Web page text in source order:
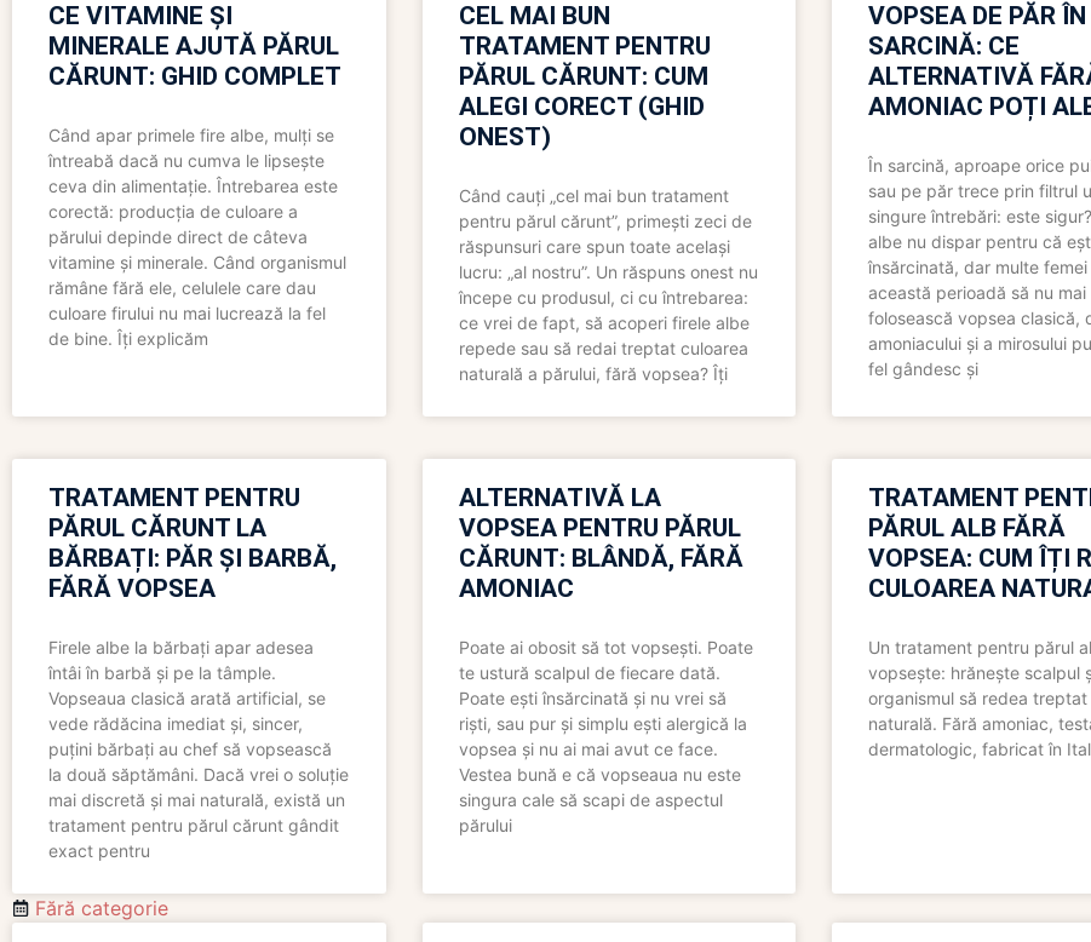
CE VITAMINE ȘI
MINERALE AJUTĂ PĂRUL
CĂRUNT: GHID COMPLET
Când apar primele fire albe, mulți se
întreabă dacă nu cumva le lipsește
ceva din alimentație. Întrebarea este
corectă: producția de culoare a
părului depinde direct de câteva
vitamine și minerale. Când organismul
rămâne fără ele, celulele care dau
culoare firului nu mai lucrează la fel
de bine. Îți explicăm
CEL MAI BUN
TRATAMENT PENTRU
PĂRUL CĂRUNT: CUM
ALEGI CORECT (GHID
ONEST)
Când cauți „cel mai bun tratament
pentru părul cărunt”, primești zeci de
răspunsuri care spun toate același
lucru: „al nostru”. Un răspuns onest nu
începe cu produsul, ci cu întrebarea:
ce vrei de fapt, să acoperi firele albe
repede sau să redai treptat culoarea
naturală a părului, fără vopsea? Îți
VOPSEA DE PĂR ÎN
SARCINĂ: CE
ALTERNATIVĂ
AMONIAC POȚI
În sarcină, aproape orice
sau pe păr trece prin filtrul
singure întrebări: este
albe nu dispar pentru că
însărcinată, dar multe
această perioadă să nu mai
folosească vopsea clasică,
amoniacului și a mirosului
fel gândesc și
TRATAMENT PENTRU
PĂRUL CĂRUNT LA
BĂRBAȚI: PĂR ȘI BARBĂ,
FĂRĂ VOPSEA
Firele albe la bărbați apar adesea
întâi în barbă și pe la tâmple.
Vopseaua clasică arată artificial, se
vede rădăcina imediat și, sincer,
puțini bărbați au chef să vopsească
la două săptămâni. Dacă vrei o soluție
mai discretă și mai naturală, există un
tratament pentru părul cărunt gândit
exact pentru
ALTERNATIVĂ LA
VOPSEA PENTRU PĂRUL
CĂRUNT: BLÂNDĂ, FĂRĂ
AMONIAC
Poate ai obosit să tot vopsești. Poate
te ustură scalpul de fiecare dată.
Poate ești însărcinată și nu vrei să
riști, sau pur și simplu ești alergică la
vopsea și nu ai mai avut ce face.
Vestea bună e că vopseaua nu este
singura cale să scapi de aspectul
părului
TRATAMENT
PĂRUL ALB FĂRĂ
VOPSEA: CUM ÎȚI
CULOAREA
Un tratament pentru părul
vopsește: hrănește scalpul
organismul să redea treptat
naturală. Fără amoniac,
dermatologic, fabricat în
Fără categorie